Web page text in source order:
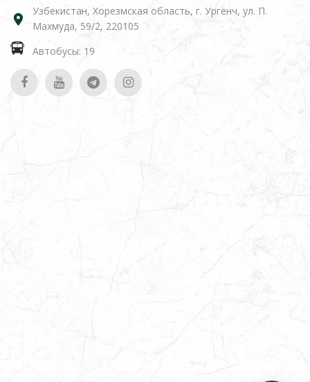
Узбекистан, Хорезмская область, г. Ургенч, ул. П.
Махмуда, 59/2, 220105
Автобусы: 19